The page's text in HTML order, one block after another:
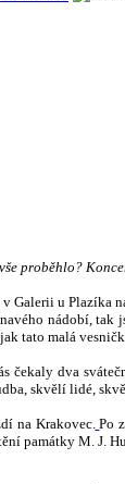
proběhlo?
Galerii u Plazíka
nádobí, tak
tato malá
čekaly dva
skvělí lidé,
na Krakovec. Po
památky M. J.